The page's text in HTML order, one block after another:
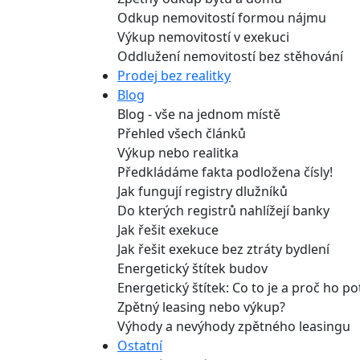
Odkup nemovitostí formou nájmu
Výkup nemovitostí v exekuci
Oddlužení nemovitostí bez stěhování
Prodej bez realitky
Blog
Blog - vše na jednom místě
Přehled všech článků
Výkup nebo realitka
Předkládáme fakta podložena čísly!
Jak fungují registry dlužníků
Do kterých registrů nahlížejí banky
Jak řešit exekuce
Jak řešit exekuce bez ztráty bydlení
Energetický štítek budov
Energetický štítek: Co to je a proč ho
Zpětný leasing nebo výkup?
Výhody a nevýhody zpětného leasingu
Ostatní